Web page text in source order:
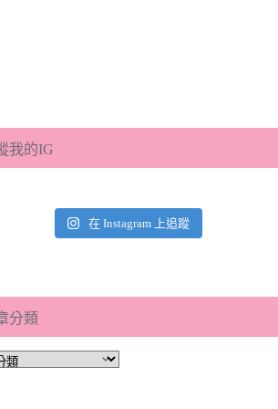
我的IG
在 Instagram 上追蹤
分類